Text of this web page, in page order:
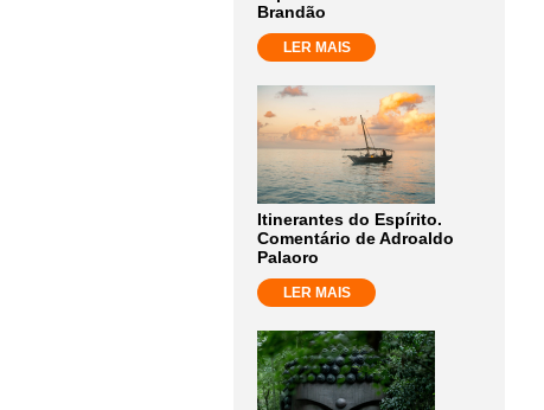
Brandão
LER MAIS
Itinerantes do Espírito.
Comentário de Adroaldo
Palaoro
LER MAIS